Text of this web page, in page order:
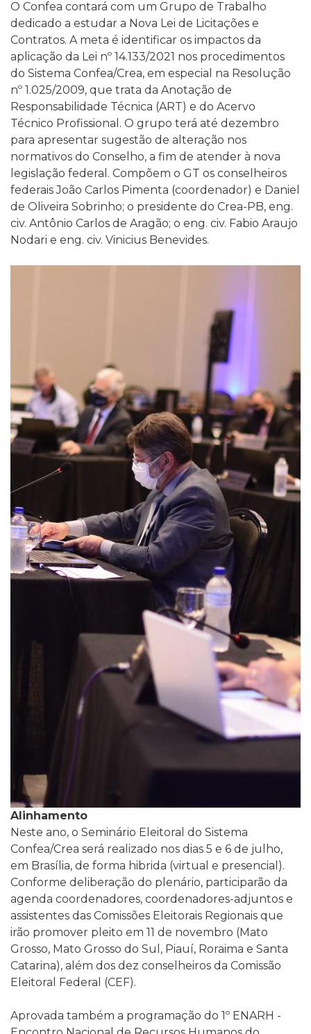
O Confea contará com um Grupo de Trabalho
dedicado a estudar a Nova Lei de Licitações e
Contratos. A meta é identificar os impactos da
aplicação da Lei nº 14.133/2021 nos procedimentos
do Sistema Confea/Crea, em especial na Resolução
nº 1.025/2009, que trata da Anotação de
Responsabilidade Técnica (ART) e do Acervo
Técnico Profissional. O grupo terá até dezembro
para apresentar sugestão de alteração nos
normativos do Conselho, a fim de atender à nova
legislação federal. Compõem o GT os conselheiros
federais João Carlos Pimenta (coordenador) e Daniel
de Oliveira Sobrinho; o presidente do Crea-PB, eng.
civ. Antônio Carlos de Aragão; o eng. civ. Fabio Araujo
Nodari e eng. civ. Vinicius Benevides.
Alinhamento
Neste ano, o Seminário Eleitoral do Sistema
Confea/Crea será realizado nos dias 5 e 6 de julho,
em Brasília, de forma hibrida (virtual e presencial).
Conforme deliberação do plenário, participarão da
agenda coordenadores, coordenadores-adjuntos e
assistentes das Comissões Eleitorais Regionais que
irão promover pleito em 11 de novembro (Mato
Grosso, Mato Grosso do Sul, Piauí, Roraima e Santa
Catarina), além dos dez conselheiros da Comissão
Eleitoral Federal (CEF).
Aprovada também a programação do 1º ENARH -